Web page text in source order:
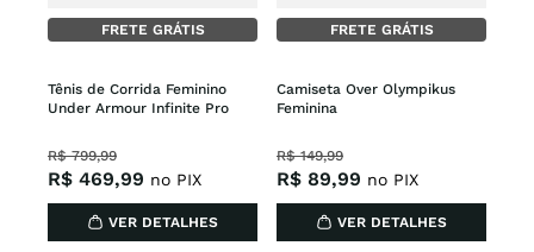
FRETE GRÁTIS
Tênis de Corrida Feminino
Under Armour Infinite Pro
R$ 799,99
R$ 469,99 no PIX
VER DETALHES
FRETE GRÁTIS
Camiseta Over Olympikus
Feminina
R$ 149,99
R$ 89,99 no PIX
VER DETALHES